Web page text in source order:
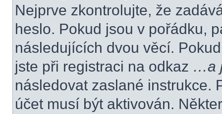
Nejprve zkontrolujte, že
heslo. Pokud jsou v pořádku,
následujících dvou věcí.
jste při registraci na odkaz …a
následovat zaslané instrukce.
účet musí být aktivován.